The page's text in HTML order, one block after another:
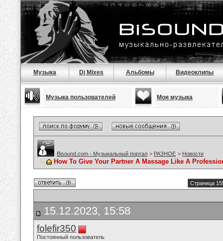
Музыка Dj Mixes Альбомы Видеоклипы
Музыка пользователей Моя музыка
Bisound.com - Музыкальный портал > РАЗНОЕ > Новости
How To Give Your Partner A Massage Like A
Страница
15.12.2023, 15:58
folefir350
Постоянный пользователь